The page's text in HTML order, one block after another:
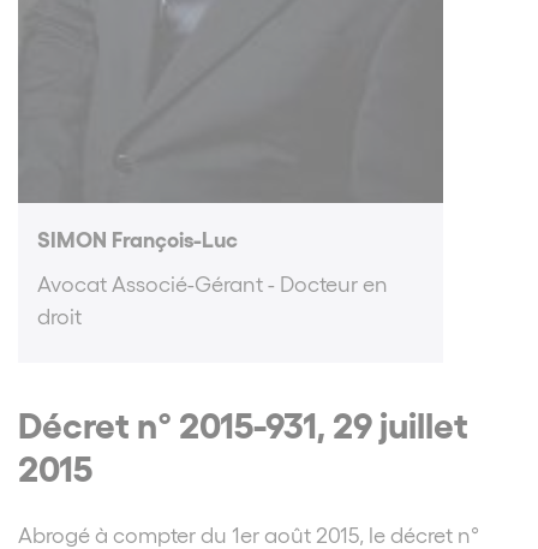
SIMON François-Luc
Avocat Associé-Gérant - Docteur en
droit
Décret n° 2015-931, 29 juillet
2015
Abrogé à compter du 1er août 2015, le décret n°